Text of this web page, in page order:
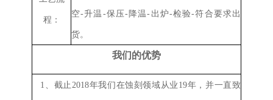
程：
空-升温-保压-降温-出炉-检验-符合要求出
货。
我们的优势
1、 截止2018年我们在蚀刻领域从业19年，并一直致